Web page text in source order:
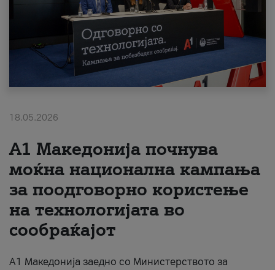
Деловни
Поддршка
Надополни кредит
#ПодобарОнлајн
18.05.2026
A1 Македонија почнува
моќна национална кампања
за поодговорно користење
на технологијата во
сообраќајот
A1 Македонија заедно со Министерството за